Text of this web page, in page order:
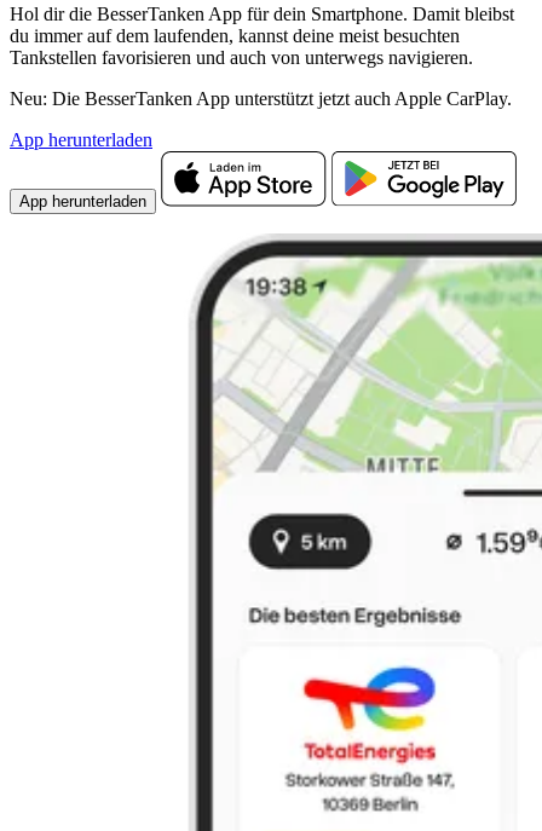
Hol dir die BesserTanken App für dein Smartphone. Damit bleibst
du immer auf dem laufenden, kannst deine meist besuchten
Tankstellen favorisieren und auch von unterwegs navigieren.
Neu: Die BesserTanken App unterstützt jetzt auch Apple CarPlay.
App herunterladen
App herunterladen